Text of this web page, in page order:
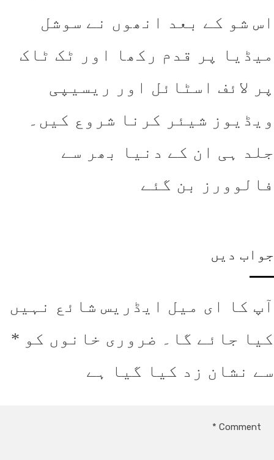
شو کے بعد انھوں نے سوشل
پر قدم رکھا اور ٹک ٹاک
لائف اسٹائل اور ریسیپی
شیئر کرنا شروع کیں۔
ہی ان کے دنیا بھر سے
بن گئے
دیں
کا ای میل ایڈریس شائع نہیں
جائے گا۔ ضروری خانوں کو*
نشان زد کیا گیا ہے